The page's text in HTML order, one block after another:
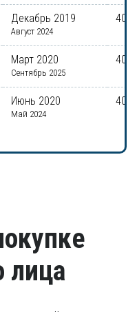
Декабрь 2019
Август 2024
40
Март 2020
Сентябрь 2025
40
Июнь 2020
Май 2024
40
лица